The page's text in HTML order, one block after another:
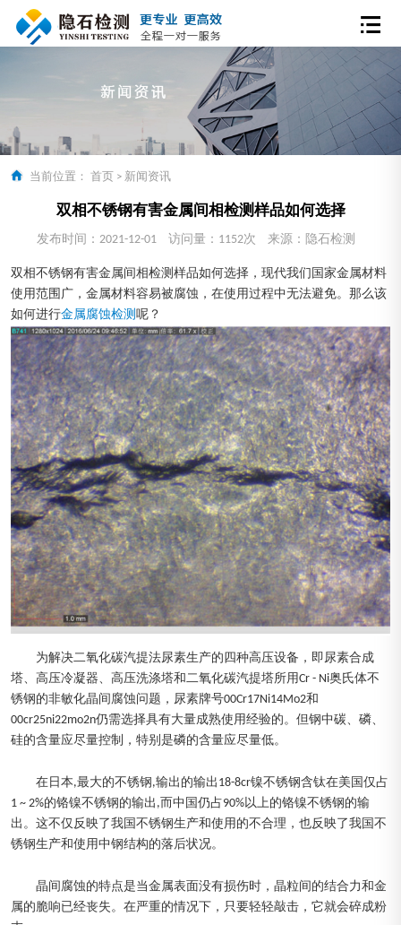
当前位置： 首页 > 新闻资讯
双相不锈钢有害金属间相检测样品如何选择
发布时间：2021-12-01 访问量：1152次 来源：隐石检测
双相不锈钢有害金属间相检测样品如何选择，现代我们国家金属材料
使用范围广，金属材料容易被腐蚀，在使用过程中无法避免。那么该
如何进行金属腐蚀检测 呢？
为解决二氧化碳汽提法尿素生产的四种高压设备，即尿素合成
塔、高压冷凝器、高压洗涤塔和二氧化碳汽提塔所用Cr - Ni奥氏体不
锈钢的非敏化晶间腐蚀问题，尿素牌号00Cr17Ni14Mo2和
00cr25ni22mo2n仍需选择具有大量成熟使用经验的。但钢中碳、磷、
硅的含量应尽量控制，特别是磷的含量应尽量低。
在日本,最大的不锈钢,输出的输出18-8cr镍不锈钢含钛在美国仅占
1 ~ 2%的铬镍不锈钢的输出,而中国仍占90%以上的铬镍不锈钢的输
出。这不仅反映了我国不锈钢生产和使用的不合理，也反映了我国不
锈钢生产和使用中钢结构的落后状况。
晶间腐蚀的特点是当金属表面没有损伤时，晶粒间的结合力和金
属的脆响已经丧失。在严重的情况下，只要轻轻敲击，它就会碎成粉